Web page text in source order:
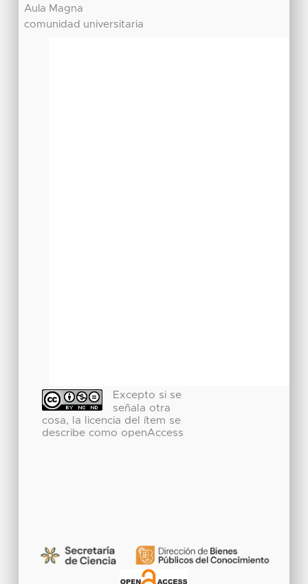
Aula Magna
comunidad universitaria
Excepto si se
señala otra
cosa, la licencia del ítem se
describe como openAccess